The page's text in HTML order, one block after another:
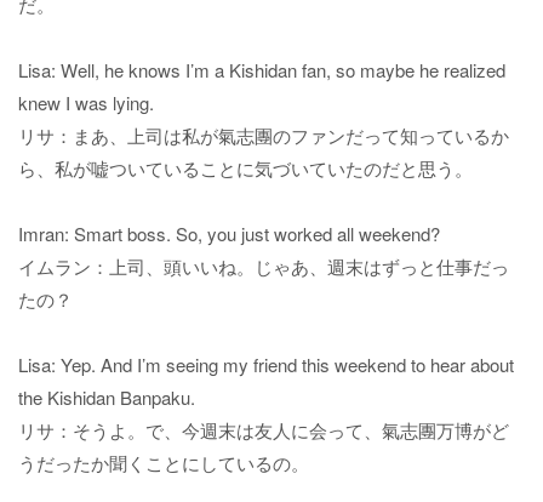
Lisa: Well, he knows I’m a Kishidan fan, so maybe he realized
knew I was lying.
リサ：まあ、上司は私が氣志團のファンだって知っているか
ら、私が嘘ついていることに気づいていたのだと思う。
Imran: Smart boss. So, you just worked all weekend?
イムラン：上司、頭いいね。じゃあ、週末はずっと仕事だっ
たの？
Lisa: Yep. And I’m seeing my friend this weekend to hear about
the Kishidan Banpaku.
リサ：そうよ。で、今週末は友人に会って、氣志團万博がど
うだったか聞くことにしているの。